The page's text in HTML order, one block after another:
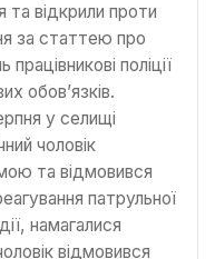
та відкрили проти
за статтею про
поліції
обов’язків.
у селищі
чоловік
та відмовився
патрульної
намагалися
відмовився